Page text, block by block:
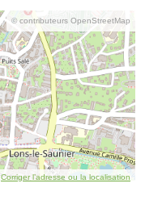
© contributeurs OpenStreetMap
Corriger l’adresse ou la localisation